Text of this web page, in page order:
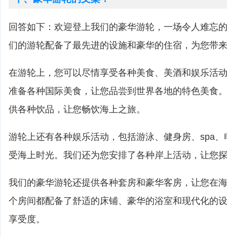
回答如下：欢迎登上我们的豪华游轮，一场令人难忘
们的游轮配备了最先进的设施和豪华的住宿，为您带
在游轮上，您可以尽情享受各种美食、美酒和娱乐活
准备各种国际美食，让您品尝到世界各地的特色美食
供各种饮品，让您畅饮海上之旅。
游轮上还有各种娱乐活动，包括游泳、健身房、spa
受海上时光。我们还为您安排了各种岸上活动，让您
我们的豪华游轮还提供各种套房和豪华客房，让您在
个房间都配备了舒适的床铺、豪华的浴室和现代化的
享受度。